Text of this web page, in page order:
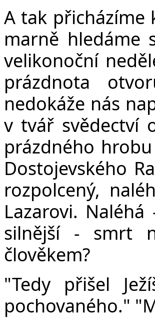
A tak přicházíme
marně hledáme
velikonoční
prázdnota
nedokáže nás
v tvář svědectví
prázdného
Dostojevského
rozpolcený,
Lazarovi.
silnější - smrt
člověkem?
"Tedy přišel
pochovaného."